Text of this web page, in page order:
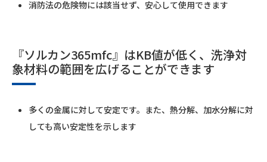
消防法の危険物には該当せず、安心して使用できます
『ソルカン365mfc』はKB値が低く、洗浄対
象材料の範囲を広げることができます
多くの金属に対して安定です。また、熱分解、加水分解に対
しても高い安定性を示します